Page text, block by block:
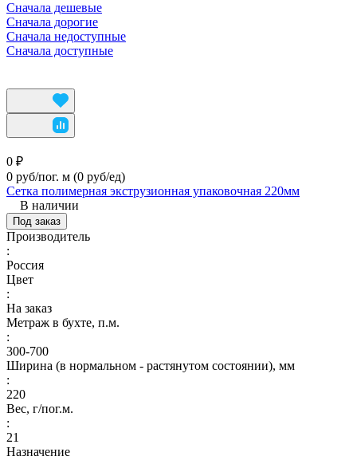
Сначала дешевые
Сначала дорогие
Сначала недоступные
Сначала доступные
0 ₽
0 руб/пог. м (0 руб/eд)
Сетка полимерная экструзионная упаковочная 220мм
В наличии
Под заказ
Производитель
:
Россия
Цвет
:
На заказ
Метраж в бухте, п.м.
:
300-700
Ширина (в нормальном - растянутом состоянии), мм
:
220
Вес, г/пог.м.
:
21
Назначение